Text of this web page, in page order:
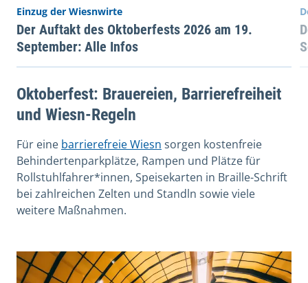
Einzug der Wiesnwirte
Der Auftakt des Oktoberfests 2026 am 19.
September: Alle Infos
Oktoberfest: Brauereien, Barrierefreiheit
und Wiesn-Regeln
Für eine barrierefreie Wiesn sorgen kostenfreie
Behindertenparkplätze, Rampen und Plätze für
Rollstuhlfahrer*innen, Speisekarten in Braille-Schrift
bei zahlreichen Zelten und Standln sowie viele
weitere Maßnahmen.